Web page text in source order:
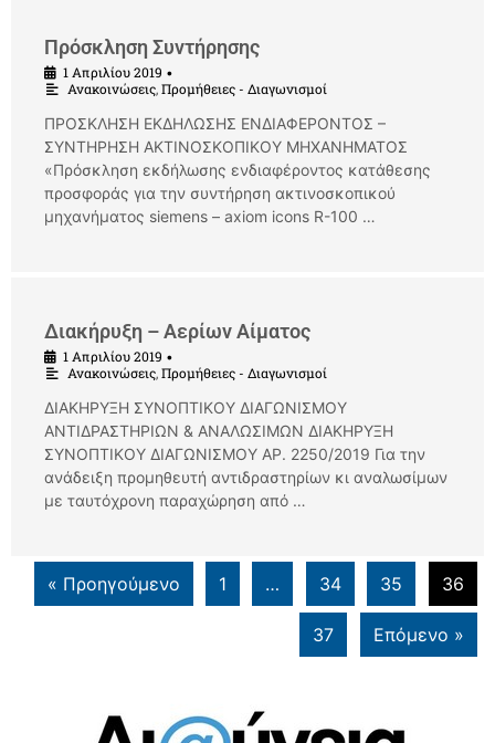
Πρόσκληση Συντήρησης
1 Απριλίου 2019 •
Ανακοινώσεις,Προμήθειες - Διαγωνισμοί
ΠΡΟΣΚΛΗΣΗ ΕΚΔΗΛΩΣΗΣ ΕΝΔΙΑΦΕΡΟΝΤΟΣ –
ΣΥΝΤΗΡΗΣΗ ΑΚΤΙΝΟΣΚΟΠΙΚΟΥ ΜΗΧΑΝΗΜΑΤΟΣ
«Πρόσκληση εκδήλωσης ενδιαφέροντος κατάθεσης
προσφοράς για την συντήρηση ακτινοσκοπικού
μηχανήματος siemens – axiom icons R-100 …
Διακήρυξη – Αερίων Αίματος
1 Απριλίου 2019 •
Ανακοινώσεις,Προμήθειες - Διαγωνισμοί
ΔΙΑΚΗΡΥΞΗ ΣΥΝΟΠΤΙΚΟΥ ΔΙΑΓΩΝΙΣΜΟΥ
ΑΝΤΙΔΡΑΣΤΗΡΙΩΝ & ΑΝΑΛΩΣΙΜΩΝ ΔΙΑΚΗΡΥΞΗ
ΣΥΝΟΠΤΙΚΟΥ ΔΙΑΓΩΝΙΣΜΟΥ ΑΡ. 2250/2019 Για την
ανάδειξη προμηθευτή αντιδραστηρίων κι αναλωσίμων
με ταυτόχρονη παραχώρηση από …
« Προηγούμενο 1 … 34 35 36
37 Επόμενο »